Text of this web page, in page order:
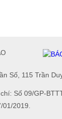
Số, 115 Trần
Số 09/GP-
2019.